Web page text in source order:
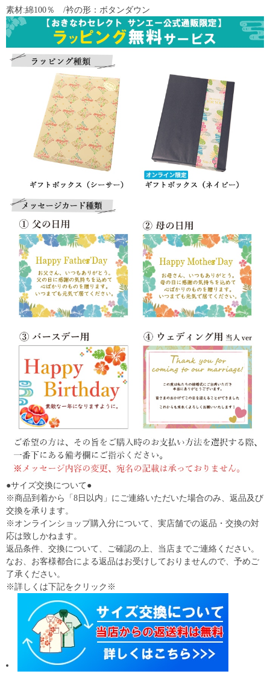
素材:綿100％ /衿の形：ボタンダウン
●サイズ交換について●
※商品到着から「8日以内」にご連絡いただいた場合のみ、返品及び
交換を承ります。
※オンラインショップ購入分について、実店舗での返品・交換の対
応は致しかねます。
返品条件、交換について、ご確認の上、当店までご連絡ください。
なお、お客様都合による返品はお受けしておりませんので、予めご
了承ください。
※詳しくは下記をクリック※